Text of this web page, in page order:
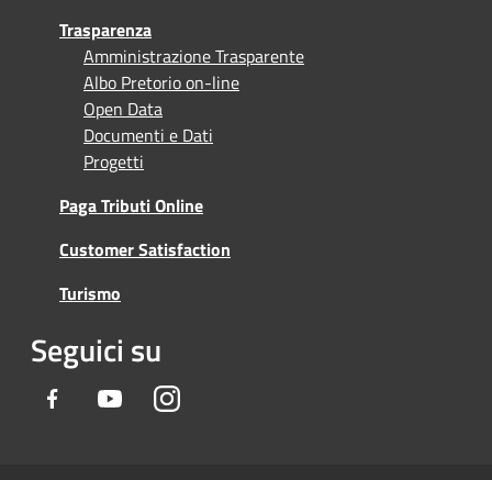
Trasparenza
Amministrazione Trasparente
Albo Pretorio on-line
Open Data
Documenti e Dati
Progetti
Paga Tributi Online
Customer Satisfaction
Turismo
Seguici su
Facebook YoutubeInstagram